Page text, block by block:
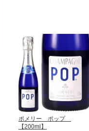
ポメリー ポップ
【200ml】